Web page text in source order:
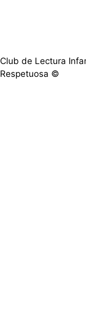
Club de Lectura
Respetuosa ©